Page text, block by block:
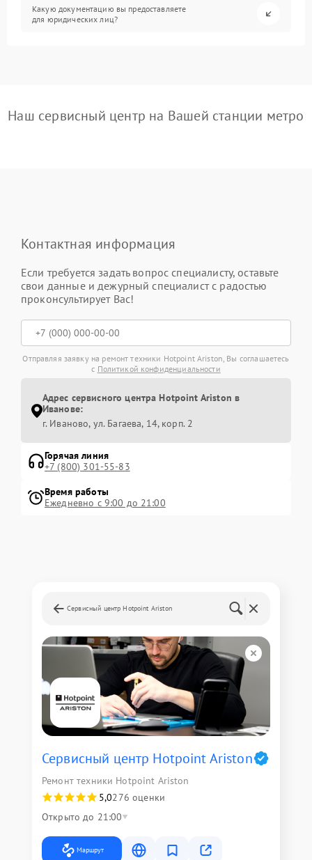
Какую документацию вы предоставляете
для юридических лиц?
Наш сервисный центр на Вашей станции метро
Контактная информация
Если требуется задать вопрос специалисту, оставьте
свои данные и дежурный специалист с радостью
проконсультирует Вас!
Отправляя заявку на ремонт техники Hotpoint Ariston, Вы соглашаетесь
с Политикой конфиденциальности
Адрес сервисного центра Hotpoint Ariston в
Иванове:
г. Иваново, ул. Багаева, 14, корп. 2
Горячая линия
+7 (800) 301-55-83
Время работы
Ежедневно с 9:00 до 21:00
Сервисный центр Hotpoint Ariston
Сервисный центр Hotpoint Ariston
Ремонт техники Hotpoint Ariston
5,0276 оценки
Открыто до 21:00
Маршрут